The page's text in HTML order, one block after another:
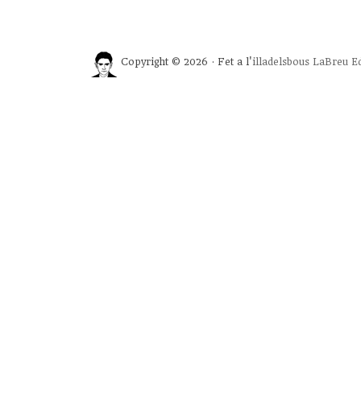
Copyright © 2026 · Fet a l'illadelsbous LaBreu